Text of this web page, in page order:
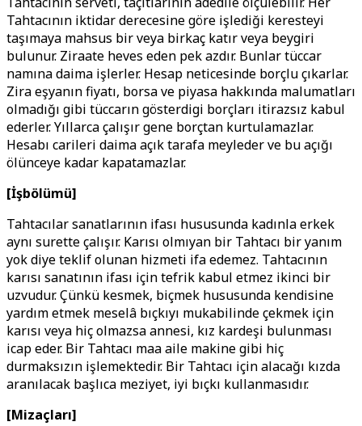
Tahtacının iktidar derecesine göre işlediği keresteyi
taşımaya mahsus bir veya birkaç katır veya beygiri
bulunur. Ziraate heves eden pek azdır. Bunlar tüccar
namına daima işlerler. Hesap neticesinde borçlu çıkarlar.
Zira eşyanın fiyatı, borsa ve piyasa hakkında malumatları
olmadığı gibi tüccarın gösterdigi borçları itirazsız kabul
ederler. Yıllarca çalışır gene borçtan kurtulamazlar.
Hesabı carileri daima açık tarafa meyleder ve bu açığı
ölünceye kadar kapatamazlar.
[İşbölümü]
Tahtacılar sanatlarının ifası hususunda kadınla erkek
aynı surette çalışır. Karısı olmıyan bir Tahtacı bir yanım
yok diye teklif olunan hizmeti ifa edemez. Tahtacının
karısı sanatının ifası için tefrik kabul etmez ikinci bir
uzvudur. Çünkü kesmek, biçmek hususunda kendisine
yardım etmek meselâ bıçkıyı mukabilinde çekmek için
karısı veya hiç olmazsa annesi, kız kardeşi bulunması
icap eder. Bir Tahtacı maa aile makine gibi hiç
durmaksızın işlemektedir. Bir Tahtacı için alacağı kızda
aranılacak başlıca meziyet, iyi bıçkı kullanmasıdır.
[Mizaçları]